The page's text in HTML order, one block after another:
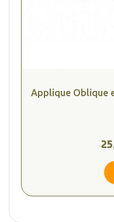
Applique Oblique